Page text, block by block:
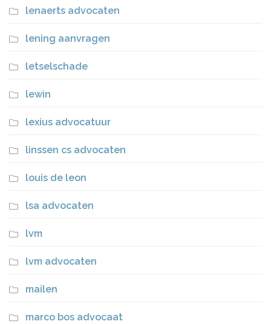
lenaerts advocaten
lening aanvragen
letselschade
lewin
lexius advocatuur
linssen cs advocaten
louis de leon
lsa advocaten
lvm
lvm advocaten
mailen
marco bos advocaat